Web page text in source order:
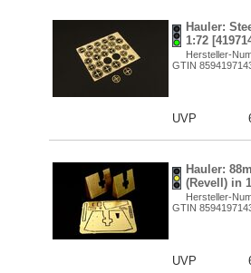
Hauler:
1:72
Hersteller-
GTIN
UVP
Hauler:
(Revell) in
Hersteller-
GTIN
UVP